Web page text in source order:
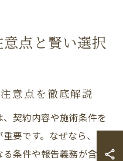
点と賢い選択
意点を徹底解説
契約内容や施術条件を
要です。なぜなら、モ
条件や報告義務が含ま